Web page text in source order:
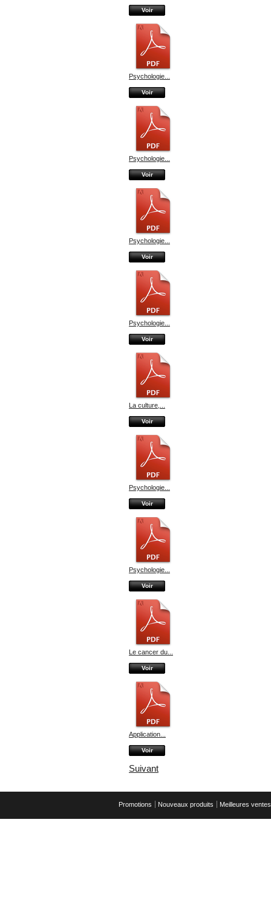
Voir
Psychologie...
Voir
Psychologie...
Voir
Psychologie...
Voir
Psychologie...
Voir
La culture,...
Voir
Psychologie...
Voir
Psychologie...
Voir
Le cancer du...
Voir
Application...
Voir
Suivant
Promotions Nouveaux produits Meilleures ventes